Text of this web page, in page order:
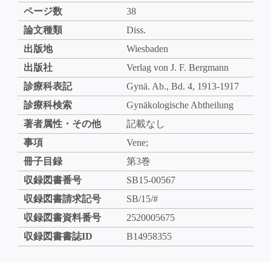
ページ数
38
論文種類
Diss.
出版地
Wiesbaden
出版社
Verlag von J. F. Bergmann
診療科表記
Gynä. Ab., Bd. 4, 1913-1917
診療科検索
Gynäkologische Abtheilung
著者属性・その他
記載なし
事項
Vene;
冊子目録
第3巻
収録図書番号
SB15-00567
収録図書請求記号
SB/15/#
収録図書資料番号
2520005675
収録図書書誌ID
B14958355